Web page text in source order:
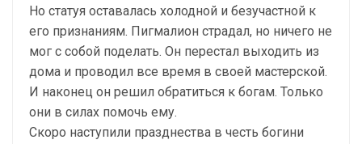
Но статуя оставалась холодной и безучастной к
его признаниям. Пигмалион страдал, но ничего не
мог с собой поделать. Он перестал выходить из
дома и проводил все время в своей мастерской.
И наконец он решил обратиться к богам. Только
они в силах помочь ему.
Скоро наступили празднества в честь богини